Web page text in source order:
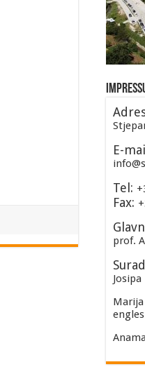
E-
Tel:
Fax:
prof.